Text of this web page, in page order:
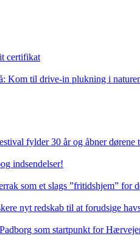
certifikat
Kom til drive-in plukning i
fylder 30 år og åbner dørene
indsendelser!
som et slags ”fritidshjem” for
nyt redskab til at forudsige
som startpunkt for